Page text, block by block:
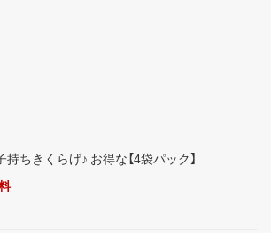
ちきくらげ♪ お得な【4袋パック】